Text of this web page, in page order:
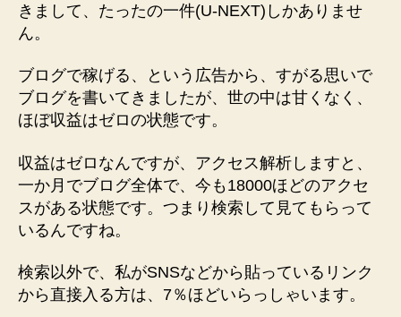
きまして、たったの一件(U-NEXT)しかありませ
ん。
ブログで稼げる、という広告から、すがる思いで
ブログを書いてきましたが、世の中は甘くなく、
ほぼ収益はゼロの状態です。
収益はゼロなんですが、アクセス解析しますと、
一か月でブログ全体で、今も18000ほどのアクセ
スがある状態です。つまり検索して見てもらって
いるんですね。
検索以外で、私がSNSなどから貼っているリンク
から直接入る方は、7％ほどいらっしゃいます。